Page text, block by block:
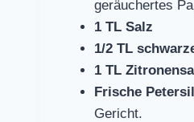
geräuchertes
1 TL Salz
1/2 TL
1 TL
Frische
Gericht.